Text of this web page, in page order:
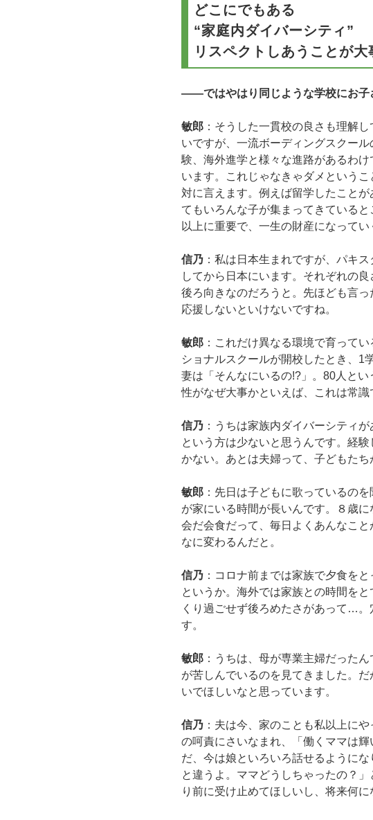
どこにでもある
“家庭内ダイバーシティ”
リスペクトしあうことが大
――ではやはり同じような学校にお子
敏郎 ：そうした一貫校の良さも理解
いですが、一流ボーディングスクー
験、海外進学と様々な進路があるわ
います。これじゃなきゃダメという
対に言えます。例えば留学したこと
てもいろんな子が集まってきている
以上に重要で、一生の財産になってい
信乃 ：私は日本生まれですが、パキ
してから日本にいます。それぞれの
後ろ向きなのだろうと。先ほども言
応援しないといけないですね。
敏郎 ：これだけ異なる環境で育って
ショナルスクールが開校したとき、1
妻は「そんなにいるの!?」。80人と
性がなぜ大事かといえば、これは常
信乃 ：うちは家族内ダイバーシティ
という方は少ないと思うんです。経
かない。あとは夫婦って、子どもた
敏郎 ：先日は子どもに歌っているの
が家にいる時間が長いんです。８歳
会だ会食だって、毎日よくあんなこ
なに変わるんだと。
信乃 ：コロナ前までは家族で夕食を
というか。海外では家族との時間を
くり過ごせず後ろめたさがあって…
す。
敏郎 ：うちは、母が専業主婦だった
が苦しんでいるのを見てきました。
いでほしいなと思っています。
信乃 ：夫は今、家のことも私以上に
の呵責にさいなまれ、「働くママは
だ、今は娘といろいろ話せるように
と違うよ。ママどうしちゃったの？
り前に受け止めてほしいし、将来何